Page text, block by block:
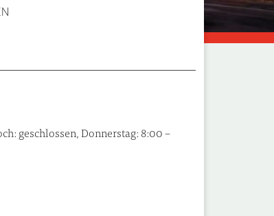
geschlossen, Donnerstag: 8:00 –